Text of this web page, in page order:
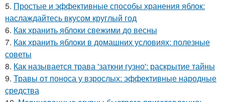
5. Простые и эффективные способы хранения яблок:
наслаждайтесь вкусом круглый год
6. Как хранить яблоки свежими до весны
7. Как хранить яблоки в домашних условиях: полезные
советы
8. Как называется трава 'заткни гузно': раскрытие тайны
9. Травы от поноса у взрослых: эффективные народные
средства